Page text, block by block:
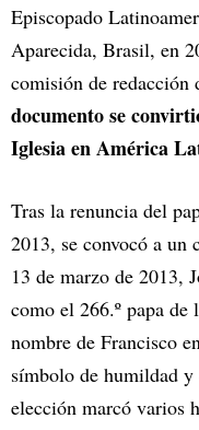
Episcopado
Aparecida, Brasil, en
comisión de redacción
documento se
Iglesia en América
Tras la renuncia del
2013, se convocó a un
13 de marzo de 2013,
como el 266.º papa
nombre de Francisco
símbolo de humildad
elección marcó varios